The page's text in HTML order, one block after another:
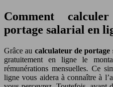
Comment
portage salarial en
Grâce au calculateur de portage
gratuitement en ligne le
rémunérations mensuelles. Ce
ligne vous aidera à connaître à